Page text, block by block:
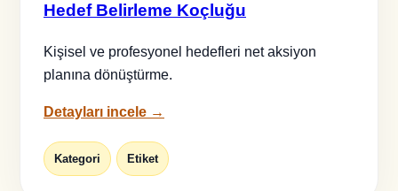
Hedef Belirleme Koçluğu
Kişisel ve profesyonel hedefleri net aksiyon
planına dönüştürme.
Detayları incele →
Kategori Etiket